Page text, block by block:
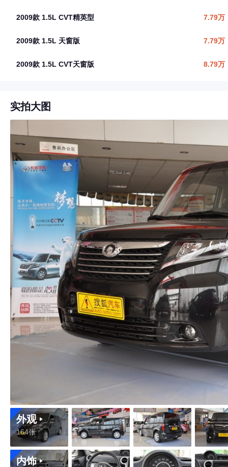
2009款 1.5L CVT精英型 7.79万
2009款 1.5L 天窗版 7.79万
2009款 1.5L CVT天窗版 8.79万
实拍大图
外观
164张
内饰